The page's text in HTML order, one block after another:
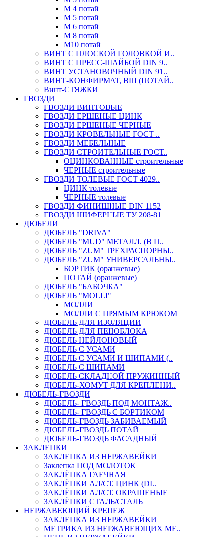
М 4 потай
М 5 потай
М 6 потай
М 8 потай
М10 потай
ВИНТ С ПЛОСКОЙ ГОЛОВКОЙ И..
ВИНТ С ПРЕСС-ШАЙБОЙ DIN 9..
ВИНТ УСТАНОВОЧНЫЙ DIN 91..
ВИНТ-КОНФИРМАТ, ВШ (ПОТАЙ..
Винт-СТЯЖКИ
ГВОЗДИ
ГВОЗДИ ВИНТОВЫЕ
ГВОЗДИ ЕРШЕНЫЕ ЦИНК
ГВОЗДИ ЕРШЕНЫЕ ЧЕРНЫЕ
ГВОЗДИ КРОВЕЛЬНЫЕ ГОСТ ..
ГВОЗДИ МЕБЕЛЬНЫЕ
ГВОЗДИ СТРОИТЕЛЬНЫЕ ГОСТ..
ОЦИНКОВАННЫЕ строительные
ЧЕРНЫЕ строительные
ГВОЗДИ ТОЛЕВЫЕ ГОСТ 4029..
ЦИНК толевые
ЧЕРНЫЕ толевые
ГВОЗДИ ФИНИШНЫЕ DIN 1152
ГВОЗДИ ШИФЕРНЫЕ ТУ 208-81
ДЮБЕЛИ
ДЮБЕЛЬ "DRIVA"
ДЮБЕЛЬ "MUD" МЕТАЛЛ. (В П..
ДЮБЕЛЬ "ZUM" ТРЕХРАСПОРНЫ..
ДЮБЕЛЬ "ZUM" УНИВЕРСАЛЬНЫ..
БОРТИК (оранжевые)
ПОТАЙ (оранжевые)
ДЮБЕЛЬ "БАБОЧКА"
ДЮБЕЛЬ "МOLLI"
МОЛЛИ
МОЛЛИ С ПРЯМЫМ КРЮКОМ
ДЮБЕЛЬ ДЛЯ ИЗОЛЯЦИИ
ДЮБЕЛЬ ДЛЯ ПЕНОБЛОКА
ДЮБЕЛЬ НЕЙЛОНОВЫЙ
ДЮБЕЛЬ С УСАМИ
ДЮБЕЛЬ С УСАМИ И ШИПАМИ (..
ДЮБЕЛЬ С ШИПАМИ
ДЮБЕЛЬ СКЛАДНОЙ ПРУЖИННЫЙ
ДЮБЕЛЬ-ХОМУТ ДЛЯ КРЕПЛЕНИ..
ДЮБЕЛЬ-ГВОЗДИ
ДЮБЕЛЬ- ГВОЗДЬ ПОД МОНТАЖ..
ДЮБЕЛЬ- ГВОЗДЬ С БОРТИКОМ
ДЮБЕЛЬ-ГВОЗДЬ ЗАБИВАЕМЫЙ
ДЮБЕЛЬ-ГВОЗДЬ ПОТАЙ
ДЮБЕЛЬ-ГВОЗДЬ ФАСАДНЫЙ
ЗАКЛЕПКИ
ЗАКЛЕПКА ИЗ НЕРЖАВЕЙКИ
Заклепка ПОД МОЛОТОК
ЗАКЛЁПКА ГАЕЧНАЯ
ЗАКЛЁПКИ АЛ/СТ. ЦИНК (DI..
ЗАКЛЁПКИ АЛ/СТ. ОКРАШЕНЫЕ
ЗАКЛЁПКИ СТАЛЬ/СТАЛЬ
НЕРЖАВЕЮЩИЙ КРЕПЕЖ
ЗАКЛЕПКА ИЗ НЕРЖАВЕЙКИ
МЕТРИКА ИЗ НЕРЖАВЕЮЩИХ МЕ..